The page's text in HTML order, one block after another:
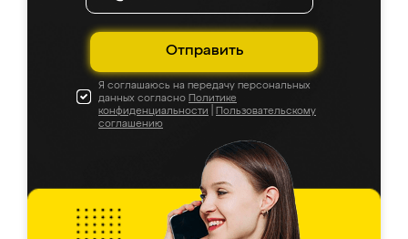
Отправить
Я соглашаюсь на передачу персональных
данных согласно Политике
конфиденциальности
Пользовательскому
соглашению